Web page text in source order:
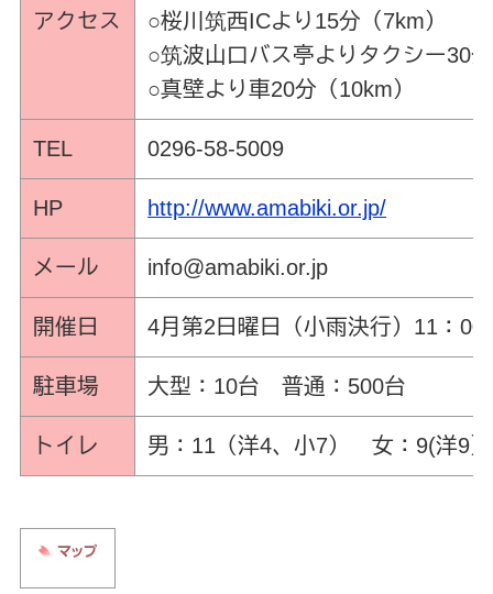
アクセス
○桜川筑西ICより15分（7km）
○筑波山口バス亭よりタクシー30
○真壁より車20分（10km）
TEL 0296-58-5009
HP http://www.amabiki.or.jp/
メール info@amabiki.or.jp
開催日 4月第2日曜日（小雨決行）11：00
駐車場 大型：10台 普通：500台
トイレ 男：11（洋4、小7） 女：9(洋9）